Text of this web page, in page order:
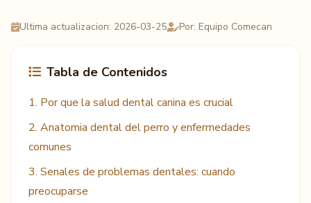
Ultima actualizacion: 2026-03-25 Por: Equipo Comecan
Tabla de Contenidos
1. Por que la salud dental canina es crucial
2. Anatomia dental del perro y enfermedades
comunes
3. Senales de problemas dentales: cuando
preocuparse